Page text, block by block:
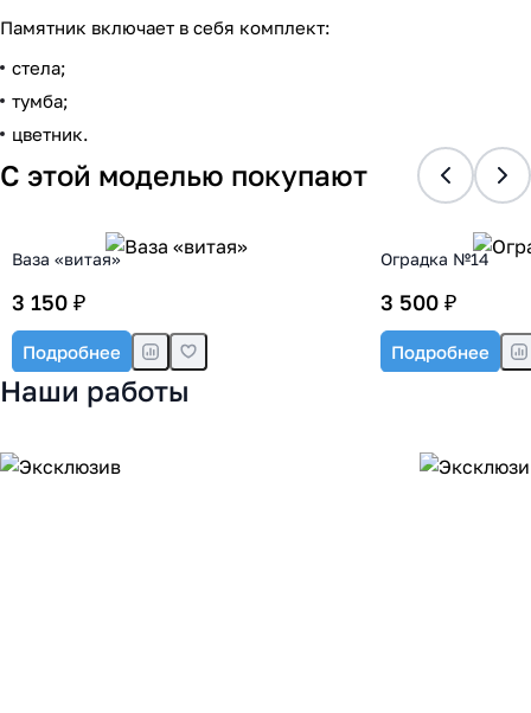
Памятник включает в себя комплект:
стела;
тумба;
цветник.
С этой моделью покупают
Ваза «витая»
3 150 ₽
Подробнее
Оградка №14
3 500 ₽
Подробнее
Наши работы